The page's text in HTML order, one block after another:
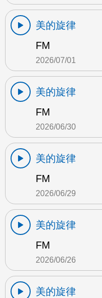
美的旋律
FM
2026/07/01
美的旋律
FM
2026/06/30
美的旋律
FM
2026/06/29
美的旋律
FM
2026/06/26
美的旋律